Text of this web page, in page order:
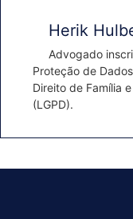
Herik
Advogado
Proteção de
Direito de Família
(LGPD).